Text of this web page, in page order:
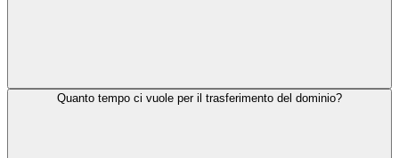
Quanto tempo ci vuole per il trasferimento del dominio?